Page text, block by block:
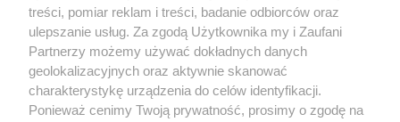
O nas
treści, pomiar reklam i treści, badanie odbiorców oraz
ulepszanie usług. Za zgodą Użytkownika my i Zaufani
Partnerzy możemy używać dokładnych danych
geolokalizacyjnych oraz aktywnie skanować
charakterystykę urządzenia do celów identyfikacji.
Ponieważ cenimy Twoją prywatność, prosimy o zgodę na